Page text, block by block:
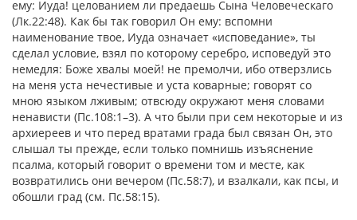
ему: Иуда! целованием ли предаешь Сына Человеческаго
(Лк.22:48). Как бы так говорил Он ему: вспомни
наименование твое, Иуда означает «исповедание», ты
сделал условие, взял по которому серебро, исповедуй это
немедля: Боже хвалы моей! не премолчи, ибо отверзлись
на меня уста нечестивые и уста коварные; говорят со
мною языком лживым; отвсюду окружают меня словами
ненависти (Пс.108:1–3). А что были при сем некоторые и из
архиереев и что перед вратами града был связан Он, это
слышал ты прежде, если только помнишь изъяснение
псалма, который говорит о времени том и месте, как
возвратились они вечером (Пс.58:7), и взалкали, как псы, и
обошли град (см. Пс.58:15).